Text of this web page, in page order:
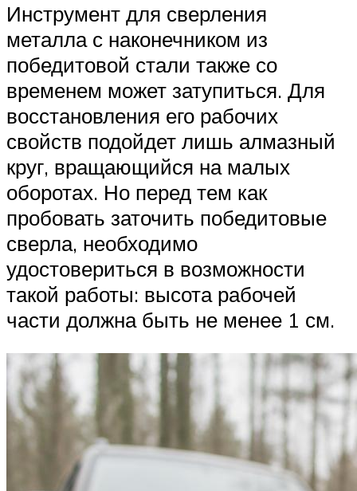
Инструмент для сверления
металла с наконечником из
победитовой стали также со
временем может затупиться. Для
восстановления его рабочих
свойств подойдет лишь алмазный
круг, вращающийся на малых
оборотах. Но перед тем как
пробовать заточить победитовые
сверла, необходимо
удостовериться в возможности
такой работы: высота рабочей
части должна быть не менее 1 см.